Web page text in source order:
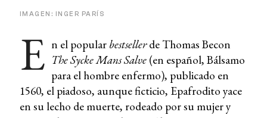
IMAGEN: INGER PARÍS
E n el popular bestsellerde Thomas Becon
The Sycke Mans Salve(en español, Bálsamo
para el hombre enfermo), publicado en
1560, el piadoso, aunque ficticio, Epafrodito yace
en su lecho de muerte, rodeado por su mujer y